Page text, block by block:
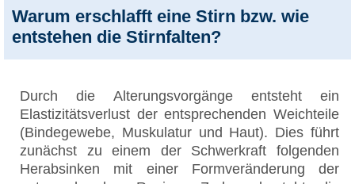
Warum erschlafft eine Stirn bzw. wie
entstehen die Stirnfalten?
Durch die Alterungsvorgänge entsteht ein
Elastizitätsverlust der entsprechenden Weichteile
(Bindegewebe, Muskulatur und Haut). Dies führt
zunächst zu einem der Schwerkraft folgenden
Herabsinken mit einer Formveränderung der